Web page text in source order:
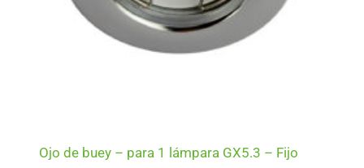
Ojo de buey – para 1 lámpara GX5.3 – Fijo